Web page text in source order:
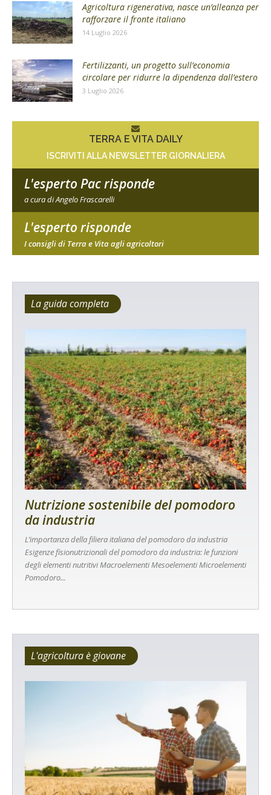
Agricoltura rigenerativa, nasce un’alleanza per
rafforzare il fronte italiano
14 Luglio 2026
Fertilizzanti, un progetto sull’economia
circolare per ridurre la dipendenza dall’estero
3 Luglio 2026
TERRA E VITA DAILY
ISCRIVITI ALLA NEWSLETTER GIORNALIERA
L'esperto Pac risponde
a cura di Angelo Frascarelli
L'esperto risponde
I consigli di Terra e Vita agli agricoltori
La guida completa
Nutrizione sostenibile del pomodoro
da industria
L’importanza della filiera italiana del pomodoro da industria
Esigenze fisionutrizionali del pomodoro da industria: le funzioni
degli elementi nutritivi Macroelementi Mesoelementi Microelementi
Pomodoro...
L'agricoltura è giovane